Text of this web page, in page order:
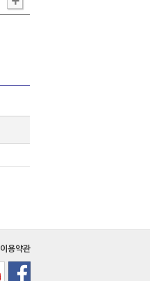
이용약관